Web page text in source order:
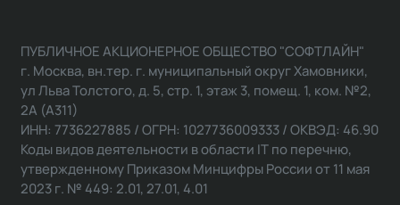
ПУБЛИЧНОЕ АКЦИОНЕРНОЕ ОБЩЕСТВО "СОФТЛАЙН"
г. Москва, вн.тер. г. муниципальный округ Хамовники,
ул Льва Толстого, д. 5, стр. 1, этаж 3, помещ. 1, ком. №2,
2А (А311)
ИНН: 7736227885 / ОГРН: 1027736009333 / ОКВЭД: 46.90
Коды видов деятельности в области IT по перечню,
утвержденному Приказом Минцифры России от 11 мая
2023 г. № 449: 2.01, 27.01, 4.01